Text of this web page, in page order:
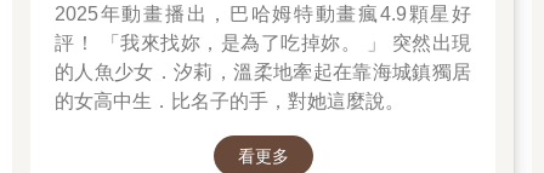
2025年動畫播出，巴哈姆特動畫瘋4.9顆星好
評！ 「我來找妳，是為了吃掉妳。 」 突然出現
的人魚少女．汐莉，溫柔地牽起在靠海城鎮獨居
的女高中生．比名子的手，對她這麼說。
看更多